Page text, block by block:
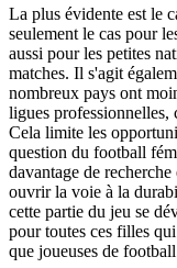
La plus évidente est le
seulement le cas pour
aussi pour les petites
matches. Il s'agit
nombreux pays ont
ligues professionnelles,
Cela limite les
question du football
davantage de
ouvrir la voie à la
cette partie du jeu se
pour toutes ces filles
que joueuses de